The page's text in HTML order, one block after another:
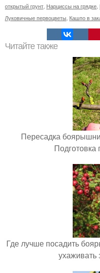
открытый грунт Нарциссы на грядке
Луковичные первоцветы Кашпо в
Читайте также
Пересадка
Где лучше посадить